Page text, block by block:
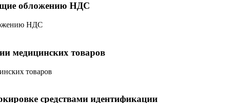
обложению НДС
НДС
медицинских товаров
товаров
средствами идентификации